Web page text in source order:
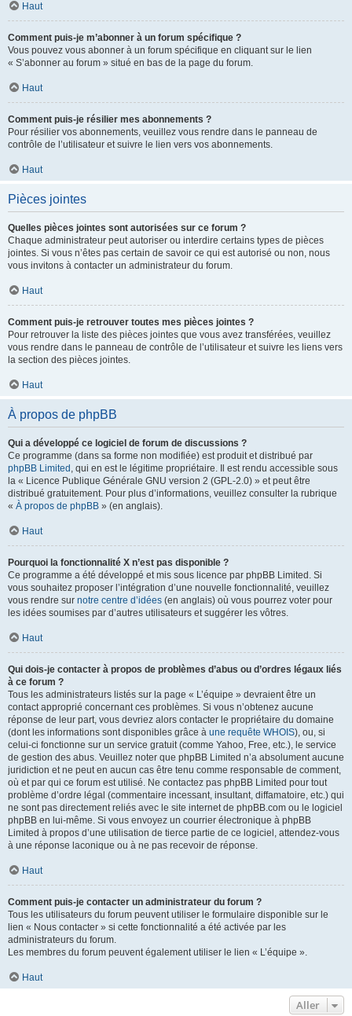
Haut
Comment puis-je m’abonner à un forum spécifique ?
Vous pouvez vous abonner à un forum spécifique en cliquant sur le lien
« S’abonner au forum » situé en bas de la page du forum.
Haut
Comment puis-je résilier mes abonnements ?
Pour résilier vos abonnements, veuillez vous rendre dans le panneau de
contrôle de l’utilisateur et suivre le lien vers vos abonnements.
Haut
Pièces jointes
Quelles pièces jointes sont autorisées sur ce forum ?
Chaque administrateur peut autoriser ou interdire certains types de pièces
jointes. Si vous n’êtes pas certain de savoir ce qui est autorisé ou non, nous
vous invitons à contacter un administrateur du forum.
Haut
Comment puis-je retrouver toutes mes pièces jointes ?
Pour retrouver la liste des pièces jointes que vous avez transférées, veuillez
vous rendre dans le panneau de contrôle de l’utilisateur et suivre les liens vers
la section des pièces jointes.
Haut
À propos de phpBB
Qui a développé ce logiciel de forum de discussions ?
Ce programme (dans sa forme non modifiée) est produit et distribué par
phpBB Limited , qui en est le légitime propriétaire. Il est rendu accessible sous
la « Licence Publique Générale GNU version 2 (GPL-2.0) » et peut être
distribué gratuitement. Pour plus d’informations, veuillez consulter la rubrique
« À propos de phpBB » (en anglais).
Haut
Pourquoi la fonctionnalité X n’est pas disponible ?
Ce programme a été développé et mis sous licence par phpBB Limited. Si
vous souhaitez proposer l’intégration d’une nouvelle fonctionnalité, veuillez
vous rendre sur notre centre d’idées (en anglais) où vous pourrez voter pour
les idées soumises par d’autres utilisateurs et suggérer les vôtres.
Haut
Qui dois-je contacter à propos de problèmes d’abus ou d’ordres légaux liés
à ce forum ?
Tous les administrateurs listés sur la page « L’équipe » devraient être un
contact approprié concernant ces problèmes. Si vous n’obtenez aucune
réponse de leur part, vous devriez alors contacter le propriétaire du domaine
(dont les informations sont disponibles grâce à une requête WHOIS), ou, si
celui-ci fonctionne sur un service gratuit (comme Yahoo, Free, etc.), le service
de gestion des abus. Veuillez noter que phpBB Limited n’a absolument aucune
juridiction et ne peut en aucun cas être tenu comme responsable de comment,
où et par qui ce forum est utilisé. Ne contactez pas phpBB Limited pour tout
problème d’ordre légal (commentaire incessant, insultant, diffamatoire, etc.) qui
ne sont pas directement reliés avec le site internet de phpBB.com ou le logiciel
phpBB en lui-même. Si vous envoyez un courrier électronique à phpBB
Limited à propos d’une utilisation de tierce partie de ce logiciel, attendez-vous
à une réponse laconique ou à ne pas recevoir de réponse.
Haut
Comment puis-je contacter un administrateur du forum ?
Tous les utilisateurs du forum peuvent utiliser le formulaire disponible sur le
lien « Nous contacter » si cette fonctionnalité a été activée par les
administrateurs du forum.
Les membres du forum peuvent également utiliser le lien « L’équipe ».
Haut
Aller